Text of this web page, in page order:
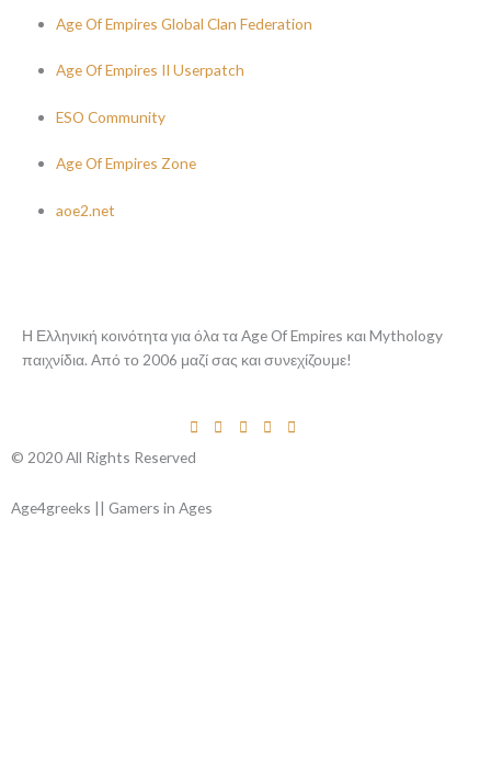
Age Of Empires Global Clan Federation
Age Of Empires II Userpatch
ESO Community
Age Of Empires Zone
aoe2.net
Η Ελληνική κοινότητα για όλα τα Age Of Empires και Mythology
παιχνίδια. Από το 2006 μαζί σας και συνεχίζουμε!
© 2020 All Rights Reserved
Age4greeks || Gamers in Ages